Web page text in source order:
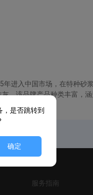
进入中国市场，在特种砂
。该品牌产品种类丰富，
服务指南
，是否跳转到
确定